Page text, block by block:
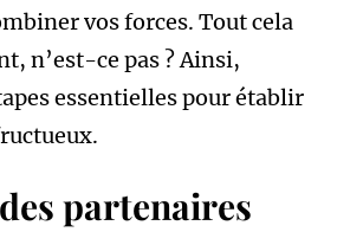
vos forces. Tout cela
n’est-ce pas ? Ainsi,
essentielles pour établir
partenaires